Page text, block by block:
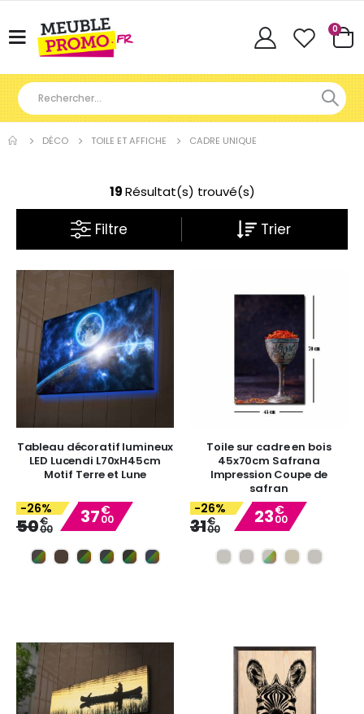
Basculer
Cart
0
DÉCO TOILE ET AFFICHE CADRE UNIQUE
19Résultat(s) trouvé(s)
Filtre
Tableau décoratif lumineux
LED Lucendi L70xH45cm
Motif Terre et Lune
-26%
50€
00
Special
Price
37€
00
Toile sur cadre en bois
45x70cm Safrana
Impression Coupe de
safran
-26%
31€
00
Special
Price
23€
00